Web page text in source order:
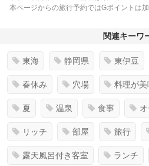
本ページからの旅行予約ではGポイントは加
関連キーワ
東海 静岡県 東伊豆
春休み 穴場 料理が美
夏 温泉 食事
リッチ 部屋 旅行
露天風呂付き客室 ランチ